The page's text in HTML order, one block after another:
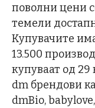
поволни цени
темели
Купувачите
13.500
купуваат од
dm брендови
dmBio,